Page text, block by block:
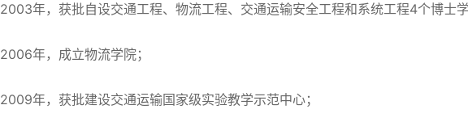
2003年，获批自设交通工程、物流工程、交通运输安全工程和系统工程4个博士
2006年，成立物流学院；
2009年，获批建设交通运输国家级实验教学示范中心；